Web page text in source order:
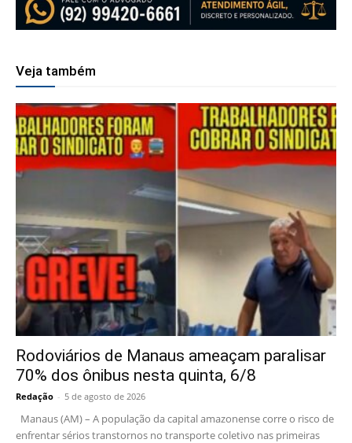
Veja também
Rodoviários de Manaus ameaçam paralisar
70% dos ônibus nesta quinta, 6/8
Redação - 5 de agosto de 2026
Manaus (AM) – A população da capital amazonense corre o risco de
enfrentar sérios transtornos no transporte coletivo nas primeiras